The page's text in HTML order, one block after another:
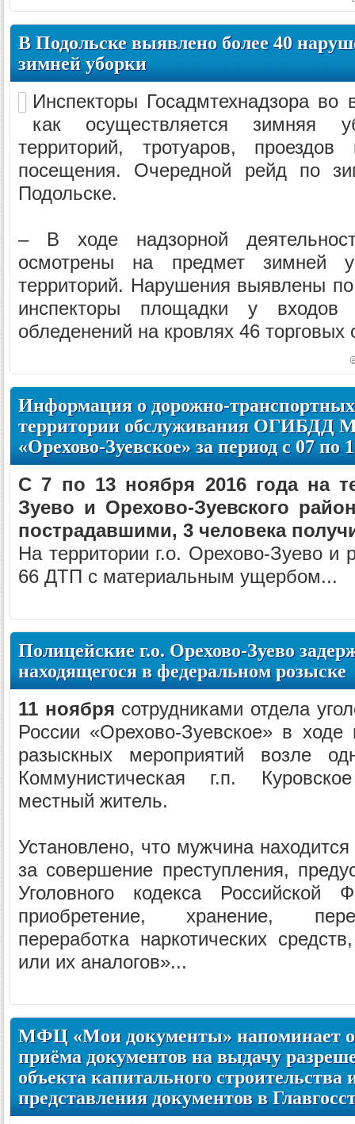
В Подольске выявлено более 40
зимней уборки
Инспекторы Госадмтехнадзора во
как осуществляется зимняя
территорий, тротуаров,
посещения. Очередной рейд по
Подольске.
– В ходе надзорной
осмотрены на предмет зимней
территорий. Нарушения выявлены
инспекторы площадки у
обледенений на кровлях 46 торговых
Информация о дорожно-
территории обслуживания ОГИБДД
«Орехово-Зуевское» за период с 07 по
С 7 по 13 ноября 2016 года на
Зуево и Орехово-Зуевского
пострадавшими, 3 человека
На территории г.о. Орехово-Зуево и
66 ДТП с материальным ущербом...
Полицейские г.о. Орехово-Зуево
находящегося в федеральном розыске
11 ноября сотрудниками отдела
России «Орехово-Зуевское» в ходе
разыскных мероприятий возле
Коммунистическая г.п.
местный житель.
Установлено, что мужчина
за совершение преступления,
Уголовного кодекса Российской
приобретение, хранение,
переработка наркотических
или их аналогов»...
МФЦ «Мои документы» напоминает
приёма документов на выдачу
объекта капитального
представления документов в